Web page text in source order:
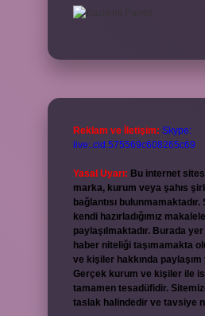
Reklam ve İletişim: Skype:
live:.cid.575569c608265c69
Yasal Uyarı: Bu internet
marka, kurum veya şahıs
bağlantısı bulunmamaktadır.
kendi hazırladığımız
paylaşılmaktadır. Burada
haber niteliği taşımamakta
ve kişiler hakkında paylaşım
Gerçek kurum ve kişiler ile
tamamen tesadüfidir.
taslak halindedir ve tavsiye